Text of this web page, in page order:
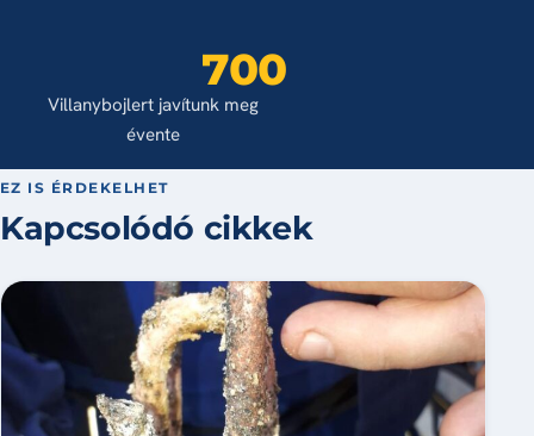
700
Villanybojlert javítunk meg
évente
EZ IS ÉRDEKELHET
Kapcsolódó cikkek